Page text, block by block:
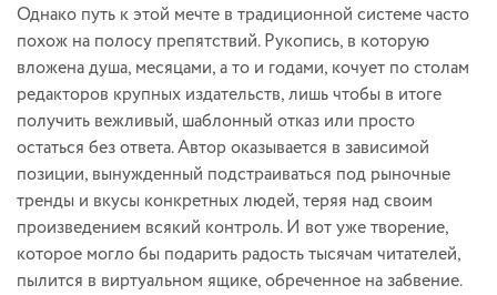
Однако путь к этой мечте в традиционной системе часто
похож на полосу препятствий. Рукопись, в которую
вложена душа, месяцами, а то и годами, кочует по столам
редакторов крупных издательств, лишь чтобы в итоге
получить вежливый, шаблонный отказ или просто
остаться без ответа. Автор оказывается в зависимой
позиции, вынужденный подстраиваться под рыночные
тренды и вкусы конкретных людей, теряя над своим
произведением всякий контроль. И вот уже творение,
которое могло бы подарить радость тысячам читателей,
пылится в виртуальном ящике, обреченное на забвение.